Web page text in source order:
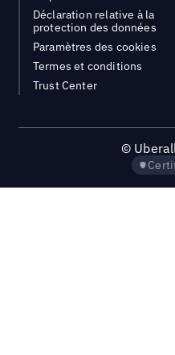
Déclaration relative à la
protection des données
Paramètres des cookies
Termes et conditions
Trust Center
©